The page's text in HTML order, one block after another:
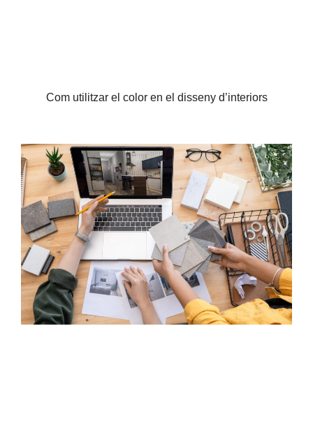
Com utilitzar el color en el disseny d’interiors